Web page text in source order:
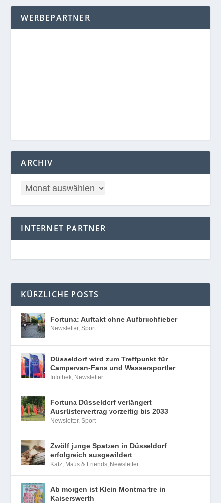
WERBEPARTNER
ARCHIV
INTERNET PARTNER
KÜRZLICHE POSTS
Fortuna: Auftakt ohne Aufbruchfieber
Newsletter,Sport
Düsseldorf wird zum Treffpunkt für
Campervan-Fans und Wassersportler
Infothek, Newsletter
Fortuna Düsseldorf verlängert
Ausrüstervertrag vorzeitig bis 2033
Newsletter,Sport
Zwölf junge Spatzen in Düsseldorf
erfolgreich ausgewildert
Katz, Maus & Friends, Newsletter
Ab morgen ist Klein Montmartre in
Kaiserswerth